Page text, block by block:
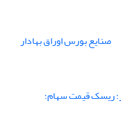
صنایع بورس اوراق بهادار
ریسک قیمت سهام؛